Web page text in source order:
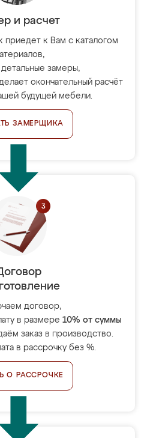
и расчет
приедет к Вам с каталогом
замеры,
окончательный расчёт
будущей мебели.
ЗАМЕРЩИКА
договор,
в размере 10% от суммы
заказ в производство.
в рассрочку без %.
О РАССРОЧКЕ